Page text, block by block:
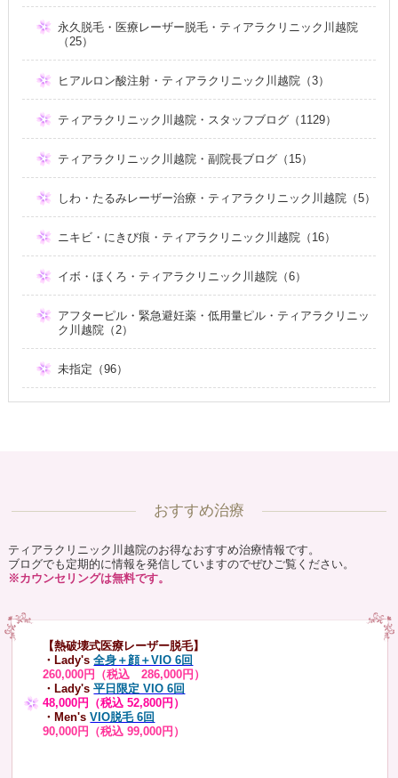
永久脱毛・医療レーザー脱毛・ティアラクリニック川越院
（25）
ヒアルロン酸注射・ティアラクリニック川越院（3）
ティアラクリニック川越院・スタッフブログ（1129）
ティアラクリニック川越院・副院長ブログ（15）
しわ・たるみレーザー治療・ティアラクリニック川越院（5）
ニキビ・にきび痕・ティアラクリニック川越院（16）
イボ・ほくろ・ティアラクリニック川越院（6）
アフターピル・緊急避妊薬・低用量ピル・ティアラクリニッ
ク川越院（2）
未指定（96）
おすすめ治療
ティアラクリニック川越院のお得なおすすめ治療情報です。
ブログでも定期的に情報を発信していますのでぜひご覧ください。
※カウンセリングは無料です。
【熱破壊式医療レーザー脱毛】
・Lady's 全身＋顔＋VIO 6回
260,000円（税込 286,000円）
・Lady's平日限定 VIO 6回
48,000円（税込 52,800円）
・Men's VIO脱毛 6回
90,000円（税込 99,000円）